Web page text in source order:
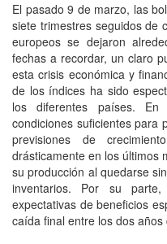
El pasado 9 de marzo, las
siete trimestres seguidos de
europeos se dejaron
fechas a recordar, un claro
esta crisis económica y
de los índices ha sido
los diferentes países.
condiciones suficientes para
previsiones de
drásticamente en los últimos
su producción al quedarse
inventarios. Por su
expectativas de beneficios
caída final entre los dos años